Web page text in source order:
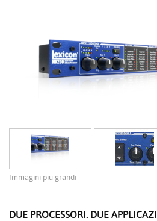
Immagini più grandi
DUE PROCESSORI. DUE